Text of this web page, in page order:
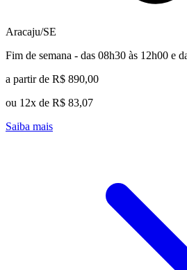
Aracaju/SE
Fim de semana - das 08h30 às 12h00 e
a partir de R$ 890,00
ou 12x de R$ 83,07
Saiba mais